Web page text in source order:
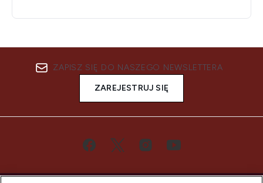
ZAPISZ SIĘ DO NASZEGO NEWSLETTERA
ZAREJESTRUJ SIĘ